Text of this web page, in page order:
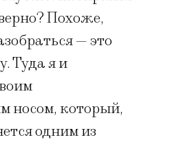
Похоже,
— это
Туда я и
носом, который,
одним из